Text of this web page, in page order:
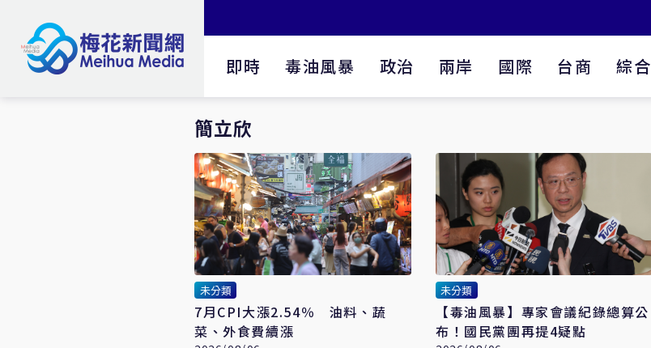
即時 毒油風暴 政治 兩岸 國際 台商 綜合
簡立欣
未分類
7月CPI大漲2.54％ 油料、蔬
菜、外食費續漲
未分類
【毒油風暴】專家會議紀錄總算公
布！國民黨團再提4疑點